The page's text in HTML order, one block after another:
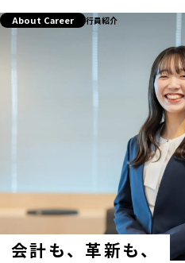
会計も、革新も、
About Career 行員紹介